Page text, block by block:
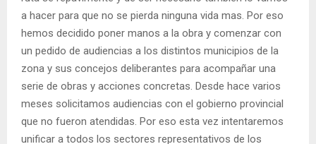
a hacer para que no se pierda ninguna vida mas. Por eso
hemos decidido poner manos a la obra y comenzar con
un pedido de audiencias a los distintos municipios de la
zona y sus concejos deliberantes para acompañar una
serie de obras y acciones concretas. Desde hace varios
meses solicitamos audiencias con el gobierno provincial
que no fueron atendidas. Por eso esta vez intentaremos
unificar a todos los sectores representativos de los